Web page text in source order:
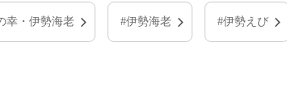
幸・伊勢海老 #伊勢海老 #伊勢えび